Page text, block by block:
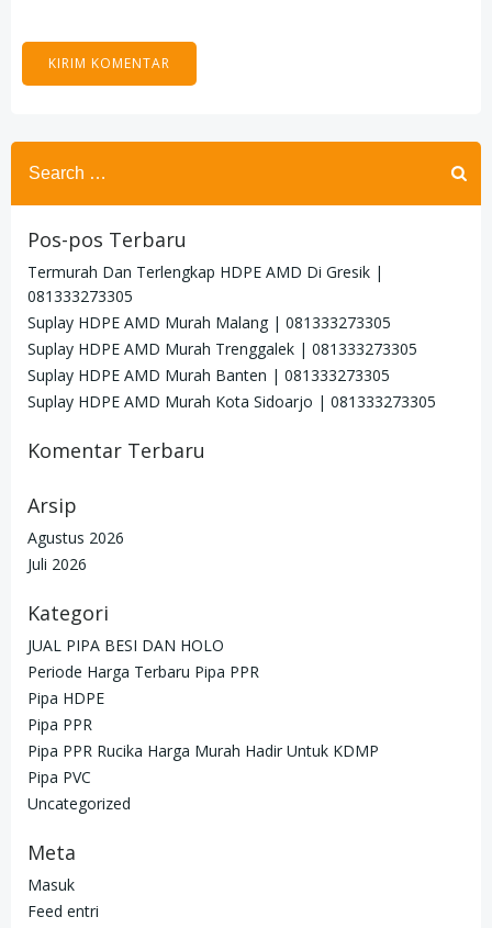
Search
for:
Pos-pos Terbaru
Termurah Dan Terlengkap HDPE AMD Di Gresik |
081333273305
Suplay HDPE AMD Murah Malang | 081333273305
Suplay HDPE AMD Murah Trenggalek | 081333273305
Suplay HDPE AMD Murah Banten | 081333273305
Suplay HDPE AMD Murah Kota Sidoarjo | 081333273305
Komentar Terbaru
Arsip
Agustus 2026
Juli 2026
Kategori
JUAL PIPA BESI DAN HOLO
Periode Harga Terbaru Pipa PPR
Pipa HDPE
Pipa PPR
Pipa PPR Rucika Harga Murah Hadir Untuk KDMP
Pipa PVC
Uncategorized
Meta
Masuk
Feed entri